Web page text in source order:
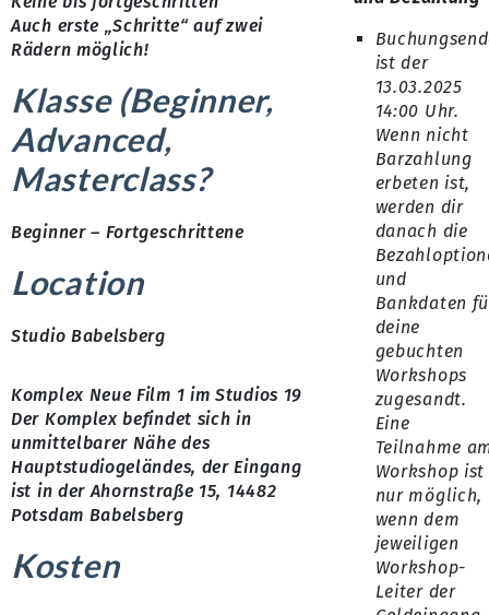
Auch erste „Schritte“ auf zwei
Rädern möglich!
Klasse (Beginner,
Advanced,
Masterclass?
Beginner – Fortgeschrittene
Location
Studio Babelsberg
Komplex Neue Film 1 im Studios 19
Der Komplex befindet sich in
unmittelbarer Nähe des
Hauptstudiogeländes, der Eingang
ist in der Ahornstraße 15, 14482
Potsdam Babelsberg
Kosten
ist der
13.03.2025
14:00 Uhr.
Wenn nicht
Barzahlung
erbeten ist,
werden dir
danach die
und
Bankdaten
deine
gebuchten
Workshops
zugesandt.
Eine
Teilnahme
Workshop ist
nur möglich,
wenn dem
jeweiligen
Workshop-
Leiter der